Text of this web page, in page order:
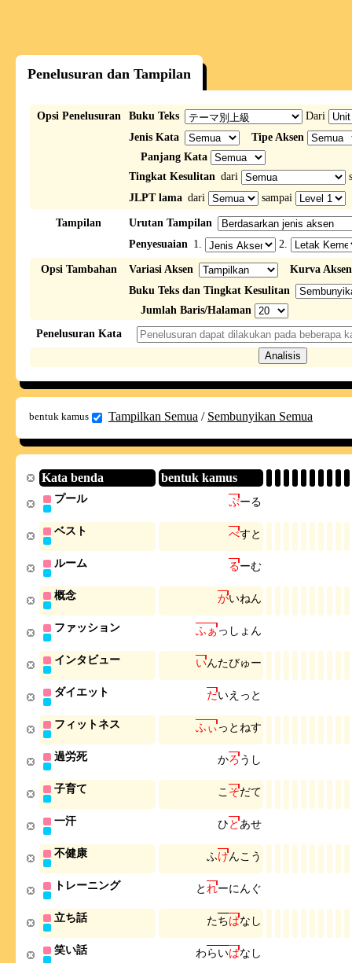
Penelusuran dan Tampilan
Opsi Penelusuran Buku Teks
Dari
Jenis Kata
Tipe Aksen
Panjang Kata
Tingkat Kesulitan dari
JLPT lama dari sampai
Tampilan
Urutan Tampilan
Penyesuaian 1. 2.
Opsi Tambahan Variasi Aksen
Kurva Aksen
Buku Teks dan Tingkat Kesulitan
Jumlah Baris/Halaman
Penelusuran Kata
bentuk kamus Tampilkan Semua / Sembunyikan Semua
Kata benda bentuk kamus
プール ぷーる
ベスト べすと
ルーム るーむ
概念 がいねん
ファッション ふ ぁっ し ょ ん
インタビュー いんたびゅー
ダイエット だいえ っ と
フィットネス ふぃっ と ねす
過労死 かろう し
子育て こ そだて
一汗 ひとあせ
不健康 ふけんこ う
トレーニング とれーに ん ぐ
立ち話 たちばな し
笑い話 わらいばな し